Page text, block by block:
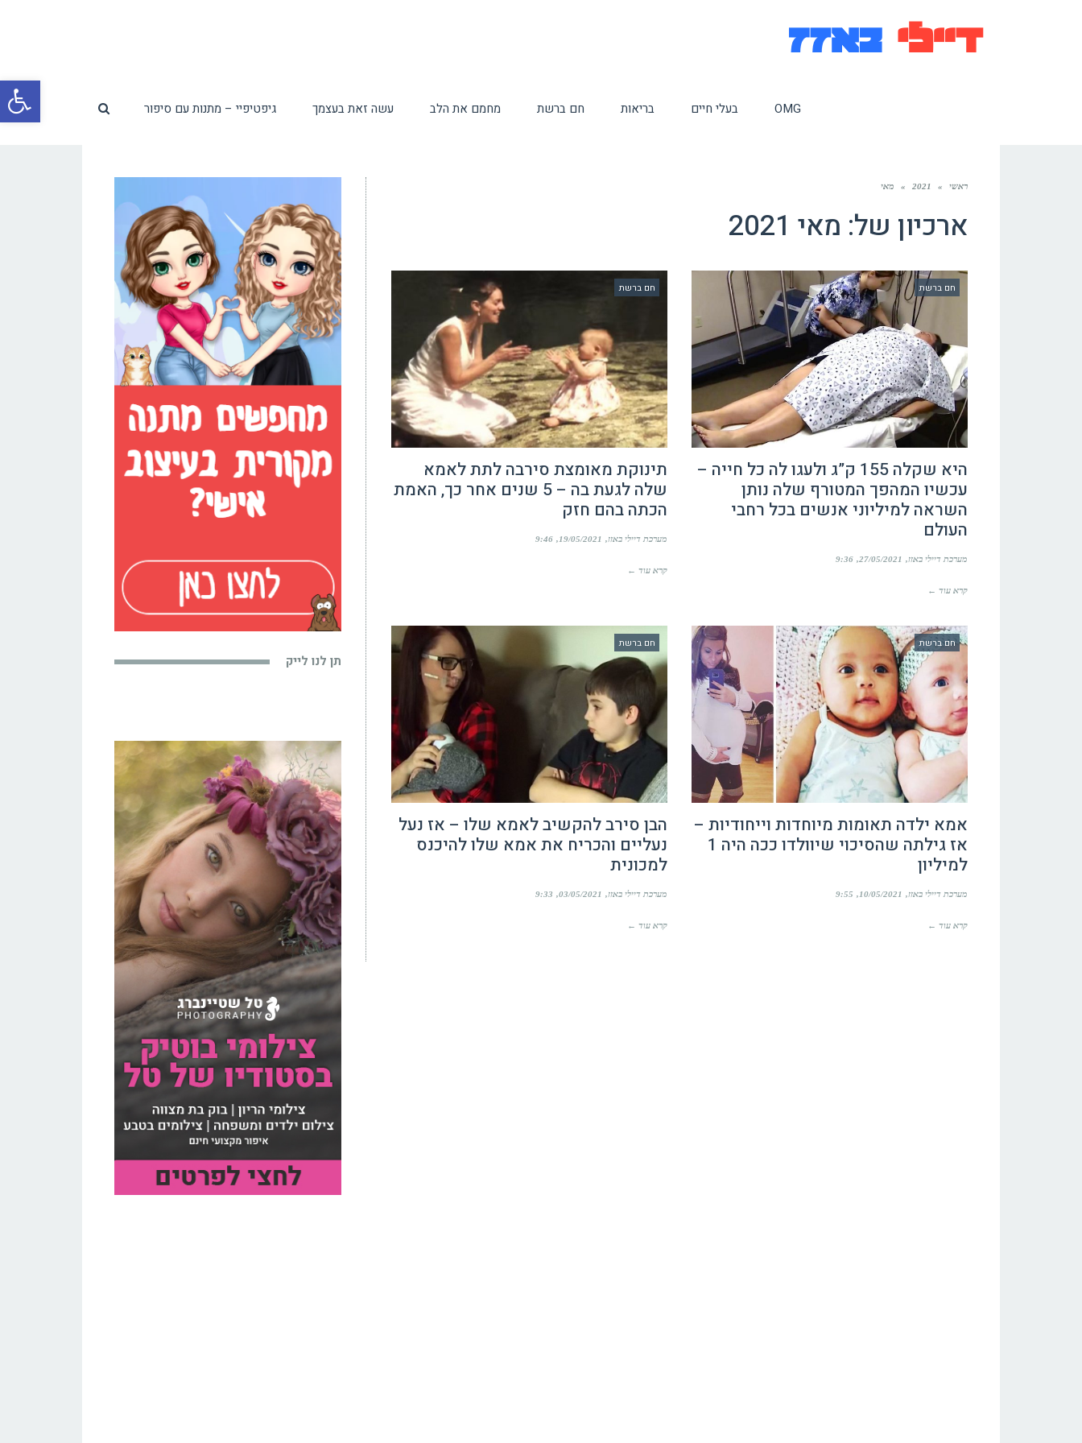
OMG בעלי חיים בריאות חם ברשת מחמם את הלב עשה זאת בעצמך גיפטיפיי – מתנות עם סיפור
ראשי »
2021
» מאי
ארכיון של: מאי 2021
חם ברשת
היא שקלה 155 ק”ג ולעגו לה כל חייה –
עכשיו המהפך המטורף שלה נותן
השראה למיליוני אנשים בכל רחבי
העולם
מערכת דיילי באזז 27/05/2021
9:36
קרא עוד ←
חם ברשת
תינוקת מאומצת סירבה לתת לאמא
שלה לגעת בה – 5 שנים אחר כך, האמת
הכתה בהם חזק
מערכת דיילי באזז 19/05/2021
9:46
קרא עוד ←
חם ברשת
אמא ילדה תאומות מיוחדות וייחודיות –
אז גילתה שהסיכוי שיוולדו ככה היה 1
למיליון
מערכת דיילי באזז 10/05/2021
9:55
קרא עוד ←
חם ברשת
הבן סירב להקשיב לאמא שלו – אז נעל
נעליים והכריח את אמא שלו להיכנס
למכונית
מערכת דיילי באזז 03/05/2021
9:33
קרא עוד ←
תן לנו לייק